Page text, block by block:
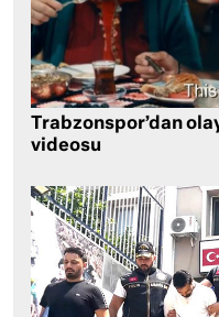
Trabzonspor’dan
videosu